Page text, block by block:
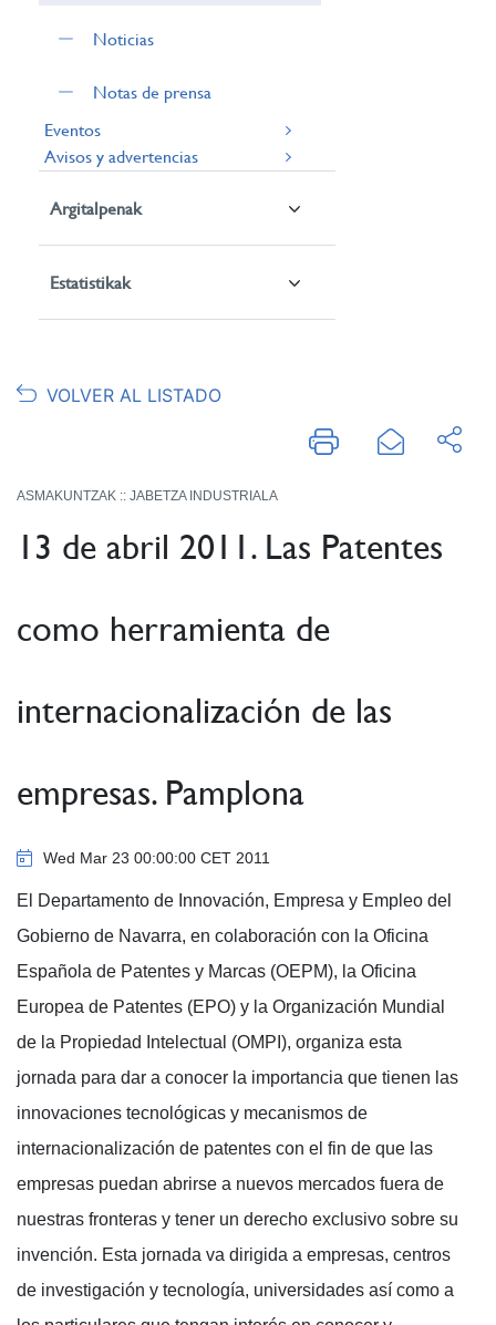
Noticias
Notas de prensa
Eventos
Avisos y advertencias
Argitalpenak
Estatistikak
VOLVER AL LISTADO
ASMAKUNTZAK :: JABETZA INDUSTRIALA
13 de abril 2011. Las Patentes
como herramienta de
internacionalización de las
empresas. Pamplona
Wed Mar 23 00:00:00 CET 2011
El Departamento de Innovación, Empresa y Empleo del
Gobierno de Navarra, en colaboración con la Oficina
Española de Patentes y Marcas (OEPM), la Oficina
Europea de Patentes (EPO) y la Organización Mundial
de la Propiedad Intelectual (OMPI), organiza esta
jornada para dar a conocer la importancia que tienen las
innovaciones tecnológicas y mecanismos de
internacionalización de patentes con el fin de que las
empresas puedan abrirse a nuevos mercados fuera de
nuestras fronteras y tener un derecho exclusivo sobre su
invención. Esta jornada va dirigida a empresas, centros
de investigación y tecnología, universidades así como a